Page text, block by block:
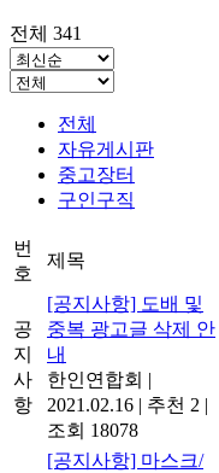
전체 341
전체
자유게시판
중고장터
구인구직
번
호
제목
공
지
사
항
[공지사항] 도배 및
중복 광고글 삭제 안
내
한인연합회 |
2021.02.16 | 추천 2 |
조회 18078
[공지사항] 마스크/